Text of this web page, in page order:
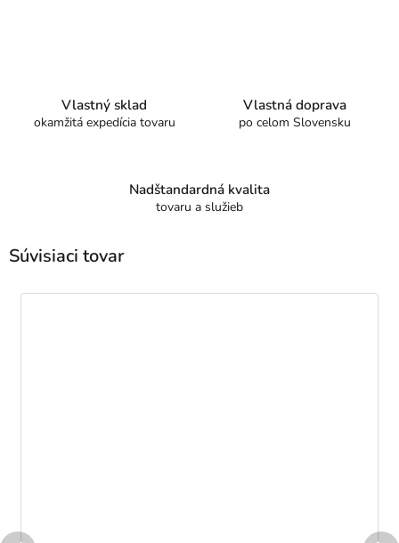
Vlastný sklad
okamžitá expedícia tovaru
Vlastná doprava
po celom Slovensku
Nadštandardná kvalita
tovaru a služieb
Súvisiaci tovar